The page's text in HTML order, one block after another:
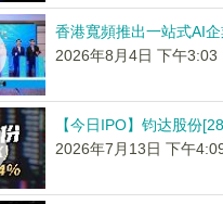
香港寬頻推出一站式AI
2026年8月4日 下午3:03
【今日IPO】钧达股份
2026年7月13日 下午